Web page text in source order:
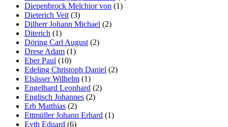
Diepenbrock Melchior von (1)
Dieterich Veit (3)
Dilherr Johann Michael (2)
Diterich (1)
Döring Carl August (2)
Drese Adam (1)
Eber Paul (10)
Edeling Christoph Daniel (2)
Elsässer Wilhelm (1)
Engelhard Leonhard (2)
Englisch Johannes (2)
Erb Matthias (2)
Ettmüller Johann Erhard (1)
Eyth Eduard (6)